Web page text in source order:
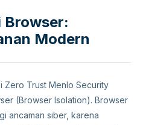
Browser:
Modern
Zero Trust Menlo Security
(Browser Isolation). Browser
ancaman siber, karena